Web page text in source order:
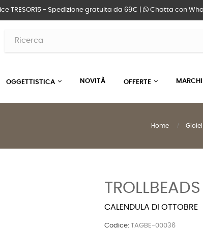
TRESOR15 - Spedizione gratuita da 69€ | Chatta con
OGGETTISTICA NOVITÀ OFFERTE MARCHI
Home
TROLLBEADS
CALENDULA DI OTTOBRE
Codice: TAGBE-00036